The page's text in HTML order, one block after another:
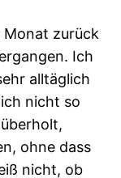
Monat zurück
Ich
alltäglich
nicht so
ohne dass
nicht, ob